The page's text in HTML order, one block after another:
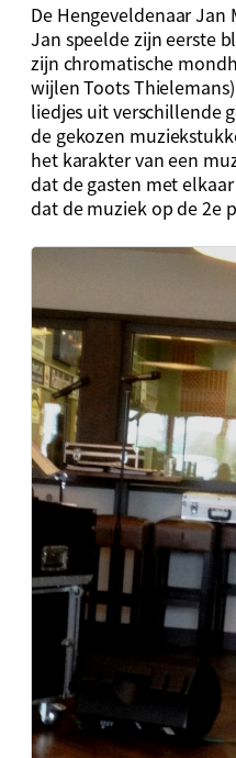
De Hengeveldenaar
Jan speelde zijn eerste
zijn chromatische
wijlen Toots
liedjes uit verschillende
de gekozen
het karakter van een
dat de gasten met
dat de muziek op de 2e